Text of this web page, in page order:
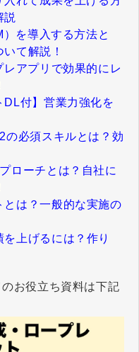
説
を導入する方法と
て解説！
アプリで効果的にレ
DL付】営業力強化を
の必須スキルとは？効
ローチとは？自社に
は？一般的な実施の
上げるには？作り
お役立ち資料は下記